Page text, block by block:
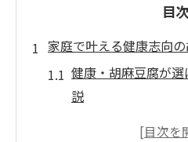
目次
家庭で叶える健康志向
健康・胡麻豆腐が
説
健康・胡麻豆腐の